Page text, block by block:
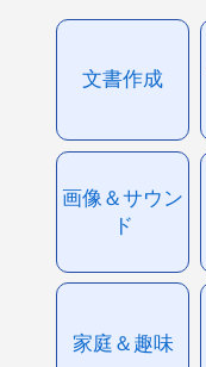
文書作成
画像＆サウン
ド
家庭＆趣味